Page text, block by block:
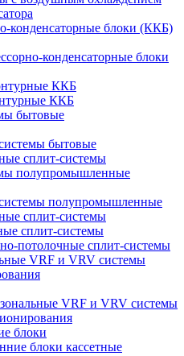
конденсаторные блоки (ККБ)
конденсаторные блоки
ККБ
ККБ
бытовые
бытовые
сплит-системы
полупромышленные
полупромышленные
сплит-системы
сплит-системы
потолочные сплит-системы
VRF и VRV системы
VRF и VRV системы
блоки
блоки кассетные